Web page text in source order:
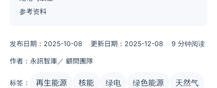
参考资料
发布日期：2025-10-08 更新日期：2025-12-08 9 分钟阅读
作者：永訊智庫／ 顧問團隊
标签： 再生能源 核能 绿电 绿色能源 天然气